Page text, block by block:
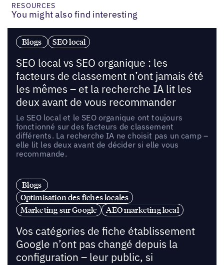
RESOURCES
You might also find interesting
Blogs SEO local
SEO local vs SEO organique : les
facteurs de classement n’ont jamais été
les mêmes – et la recherche IA lit les
deux avant de vous recommander
Le SEO local et le SEO organique ont toujours
fonctionné sur des facteurs de classement
différents. La recherche IA ne choisit pas un camp –
elle lit les deux avant de décider si elle vous
recommande.
Blogs
Optimisation des fiches locales
Marketing sur Google
AEO marketing local
Vos catégories de fiche établissement
Google n’ont pas changé depuis la
configuration – leur public, si